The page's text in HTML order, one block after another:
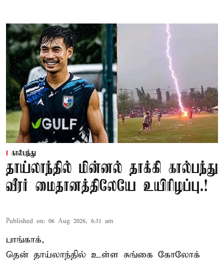
கால்பந்து
தாய்லாந்தில் மின்னல் தாக்கி கால்பந்து
வீரர் மைதானத்திலேயே உயிரிழப்பு.!
Published on: 06 Aug 2026, 6:31 am
பாங்காக்,
தென் தாய்லாந்தில் உள்ள சுங்கை கோலோக்